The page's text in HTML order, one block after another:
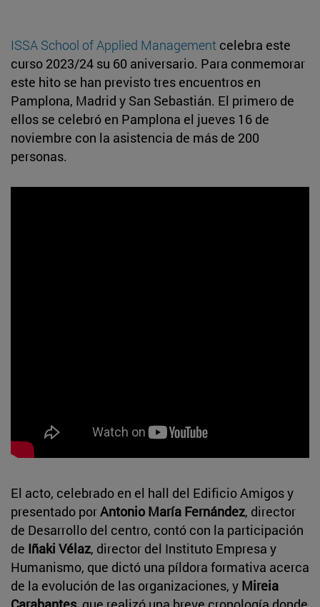
ISSA School of Applied Management celebra este
curso 2023/24 su 60 aniversario. Para conmemorar
este hito se han previsto tres encuentros en
Pamplona, Madrid y San Sebastián. El primero de
ellos se celebró en Pamplona el jueves 16 de
noviembre con la asistencia de más de 200
personas.
El acto, celebrado en el hall del Edificio Amigos y
presentado porAntonio María Fernández, director
de Desarrollo del centro, contó con la participación
de Iñaki Vélaz, director del Instituto Empresa y
Humanismo, que dictó una píldora formativa acerca
de la evolución de las organizaciones, y Mireia